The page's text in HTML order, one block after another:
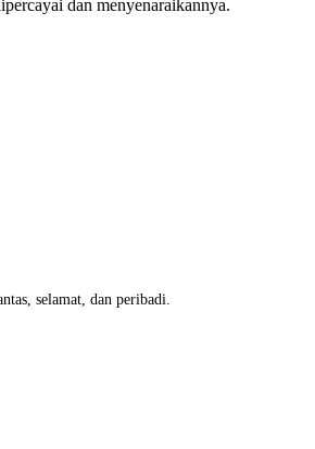
dan menyenaraikannya.
selamat, dan peribadi.